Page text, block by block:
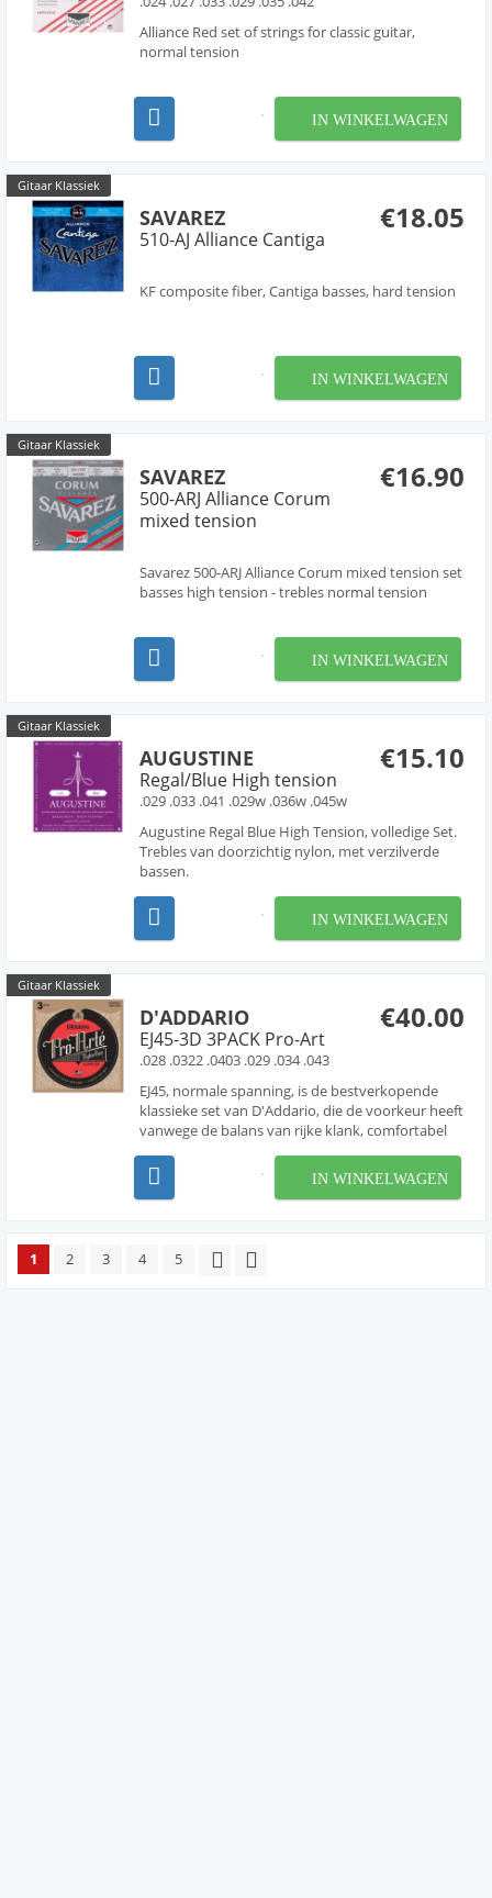
Alliance Red set of strings for classic guitar,
normal tension
IN WINKELWAGEN
Gitaar Klassiek
€18.05
SAVAREZ
510-AJ Alliance Cantiga
KF composite fiber, Cantiga basses, hard tension
IN WINKELWAGEN
Gitaar Klassiek
€16.90
SAVAREZ
500-ARJ Alliance Corum
mixed tension
Savarez 500-ARJ Alliance Corum mixed tension set
basses high tension - trebles normal tension
IN WINKELWAGEN
Gitaar Klassiek
€15.10
AUGUSTINE
Regal/Blue High tension
.029 .033 .041 .029w .036w .045w
Augustine Regal Blue High Tension, volledige Set.
Trebles van doorzichtig nylon, met verzilverde
bassen.
IN WINKELWAGEN
Gitaar Klassiek
€40.00
D'ADDARIO
EJ45-3D 3PACK Pro-Art
.028 .0322 .0403 .029 .034 .043
EJ45, normale spanning, is de bestverkopende
klassieke set van D'Addario, die de voorkeur heeft
vanwege de balans van rijke klank, comfortabel
werelds populairste klassieke snaren, zijn de
premium klassieke gitaarsnaarensets van
IN WINKELWAGEN
1 2 3 4 5